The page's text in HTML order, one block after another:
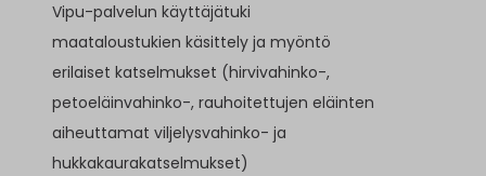
Vipu-palvelun käyttäjätuki
maataloustukien käsittely ja myöntö
erilaiset katselmukset (hirvivahinko-,
petoeläinvahinko-, rauhoitettujen eläinten
aiheuttamat viljelysvahinko- ja
hukkakaurakatselmukset)